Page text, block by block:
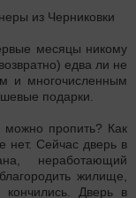
из Черниковки
месяцы никому
едва ли не
и многочисленным
подарки.
можно пропить? Как
нет. Сейчас дверь в
неработающий
жилище,
Дверь в